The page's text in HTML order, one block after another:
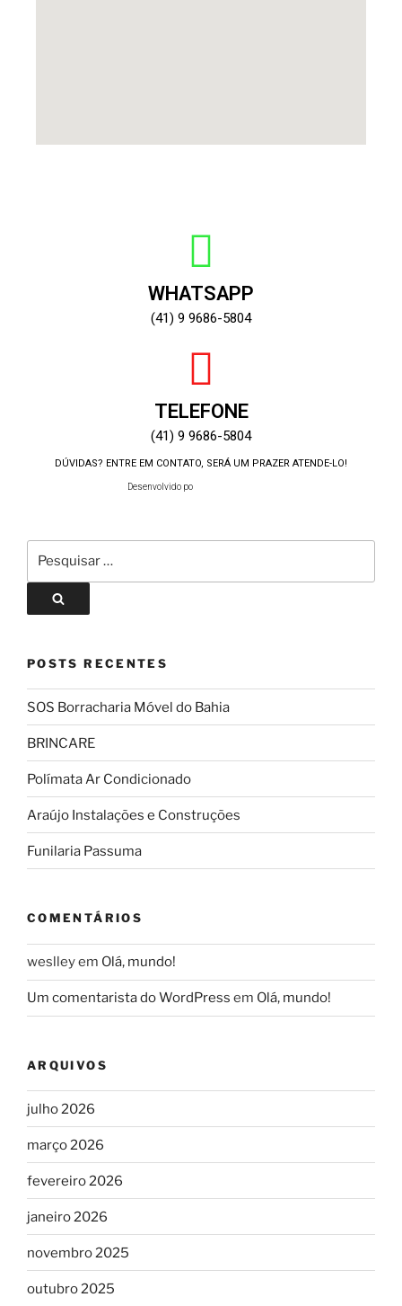
WHATSAPP
(41) 9 9686-5804
TELEFONE
(41) 9 9686-5804
DÚVIDAS? ENTRE EM CONTATO, SERÁ UM PRAZER ATENDE-LO!
Desenvolvido por:
POSTS RECENTES
SOS Borracharia Móvel do Bahia
BRINCARE
Polímata Ar Condicionado
Araújo Instalações e Construções
Funilaria Passuma
COMENTÁRIOS
weslleyem Olá, mundo!
Um comentarista do WordPress em Olá, mundo!
ARQUIVOS
julho 2026
março 2026
fevereiro 2026
janeiro 2026
novembro 2025
outubro 2025